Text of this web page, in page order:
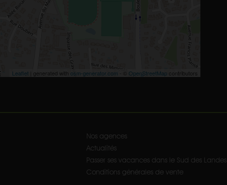
Leaflet | generated with osm-generator.com - © OpenStreetMap contributors
Nos agences
Actualités
Passer ses vacances dans le Sud des Landes
Conditions générales de vente